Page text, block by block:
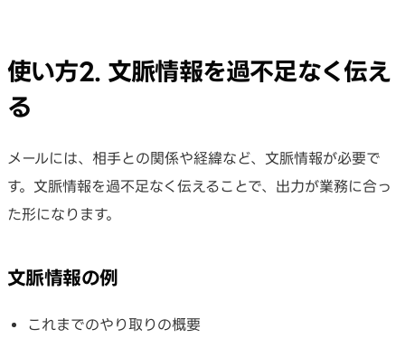
使い方2. 文脈情報を過不足なく伝え
る
メールには、相手との関係や経緯など、文脈情報が必要で
す。文脈情報を過不足なく伝えることで、出力が業務に合っ
た形になります。
文脈情報の例
これまでのやり取りの概要